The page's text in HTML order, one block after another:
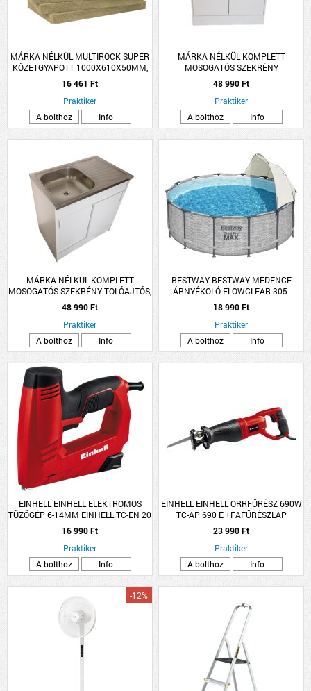
MÁRKA NÉLKÜL MULTIROCK SUPER
KŐZETGYAPOTT 1000X610X50MM,
0.039W/M-K
16 461 Ft
Praktiker
A bolthoz
Info
MÁRKA NÉLKÜL KOMPLETT
MOSOGATÓS SZEKRÉNY
NYÍLÓAJTÓS, EGYMEDENCÉS TÁLLAL
80X50CM FEHÉR
48 990 Ft
Praktiker
A bolthoz
Info
MÁRKA NÉLKÜL KOMPLETT
MOSOGATÓS SZEKRÉNY TOLÓAJTÓS,
EGYMEDENCÉS TÁLLAL 80X50CM
FEHÉR
48 990 Ft
Praktiker
A bolthoz
Info
BESTWAY BESTWAY MEDENCE
ÁRNYÉKOLÓ FLOWCLEAR 305-
549CM KEREK MEDENCÉKHEZ
18 990 Ft
Praktiker
A bolthoz
Info
EINHELL EINHELL ELEKTROMOS
TŰZŐGÉP 6-14MM EINHELL TC-EN 20
E, TŰZŐKAPOCSSAL ÉS SZEGGEL
16 990 Ft
Praktiker
A bolthoz
Info
EINHELL EINHELL ORRFŰRÉSZ 690W
TC-AP 690 E +FAFŰRÉSZLAP
23 990 Ft
Praktiker
A bolthoz
Info
-12%